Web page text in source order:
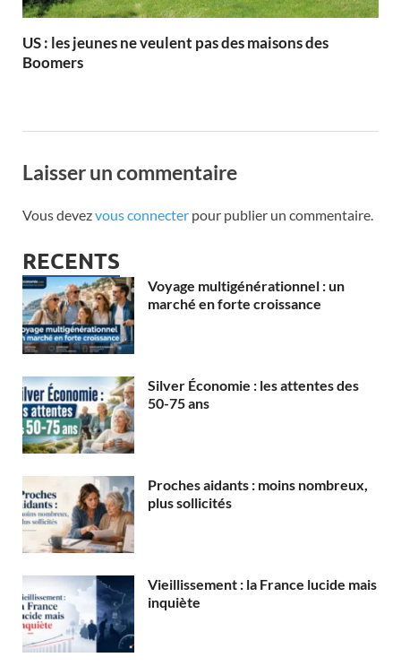
US : les jeunes ne veulent pas des maisons des
Boomers
Laisser un commentaire
Vous devezvous connecter pour publier un commentaire.
RECENTS
Voyage multigénérationnel : un
marché en forte croissance
Silver Économie : les attentes des
50-75 ans
Proches aidants : moins nombreux,
plus sollicités
Vieillissement : la France lucide mais
inquiète